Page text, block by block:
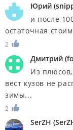
Юрий (
и после
остаточная
2
Дмитрий (
Из
вест кузов не
зимы...
2
SerZH (